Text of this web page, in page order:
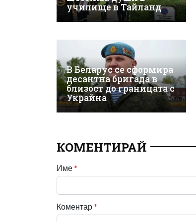
училище в Тайланд
В Беларус се сформира
десантна бригада в
близост до границата с
Украйна
КОМЕНТИРАЙ
Име *
Коментар *